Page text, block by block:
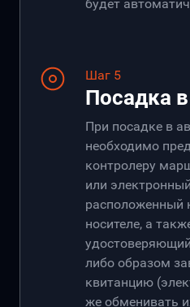
будет
Шаг 5
Посадка
При посадке в
необходимо
контролеру
или
расположенный
носителе, а
либо образом
квитанцию
же обменивать